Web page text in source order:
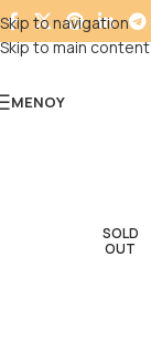
Skip to navigation
Skip to main content
ΜΕΝΟΎ
SOLD
OUT